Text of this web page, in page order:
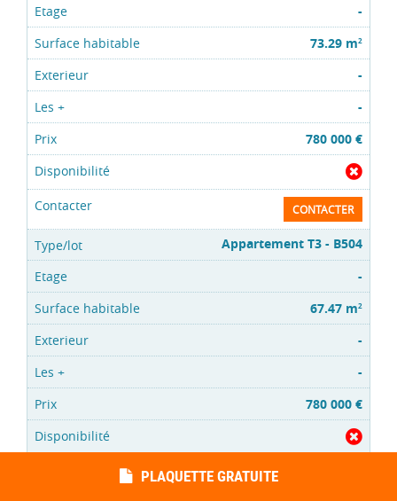
PLAQUETTE GRATUITE
-
73.29 m2
-
-
780 000 €
CONTACTER
Appartement T3 - B504
-
67.47 m2
-
-
780 000 €